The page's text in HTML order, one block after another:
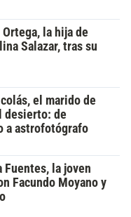
la hija de
Salazar, tras su
el marido de
desierto: de
a astrofotógrafo
la joven
Facundo Moyano y